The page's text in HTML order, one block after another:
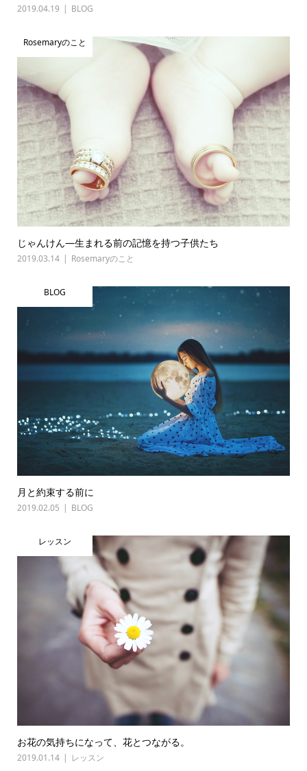
2019.04.19 BLOG
Rosemaryのこと
じゃんけん―生まれる前の記憶を持つ子供たち
2019.03.14 Rosemaryのこと
BLOG
月と約束する前に
2019.02.05 BLOG
レッスン
お花の気持ちになって、花とつながる。
2019.01.14 レッスン